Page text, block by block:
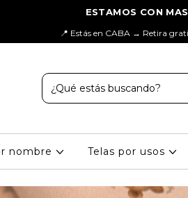
📍 Estás en CABA → Retira
nombre Telas por usos